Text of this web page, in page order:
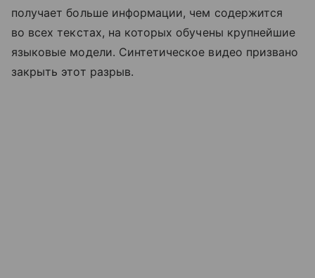
получает больше информации, чем содержится
во всех текстах, на которых обучены крупнейшие
языковые модели. Синтетическое видео призвано
закрыть этот разрыв.